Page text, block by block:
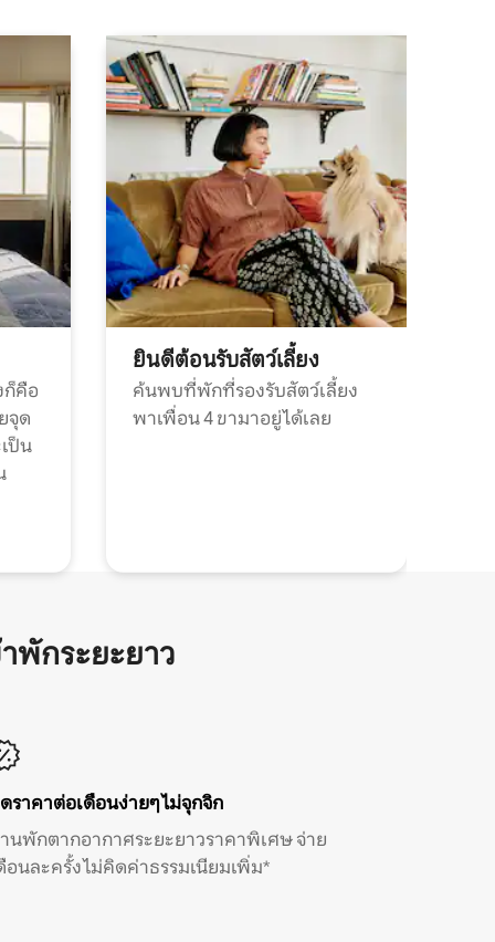
ก็คือ
จุด
ป็น
ยินดีต้อนรับสัตว์เลี้ยง
ค้นพบที่พักที่รองรับสัตว์เลี้ยง
พาเพื่อน 4 ขามาอยู่ได้เลย
พักระยะยาว
ราคาต่อเดือนง่ายๆ ไม่จุกจิก
นพักตากอากาศระยะยาวราคาพิเศษ จ่าย
อนละครั้ง ไม่คิดค่าธรรมเนียมเพิ่ม*